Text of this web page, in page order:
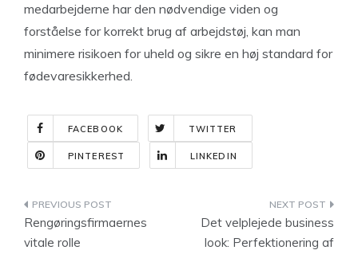
medarbejderne har den nødvendige viden og
forståelse for korrekt brug af arbejdstøj, kan man
minimere risikoen for uheld og sikre en høj standard for
fødevaresikkerhed.
FACEBOOK TWITTER
PINTEREST LINKEDIN
Indlægsnavigation
Rengøringsfirmaernes
vitale rolle
Det velplejede business
look: Perfektionering af